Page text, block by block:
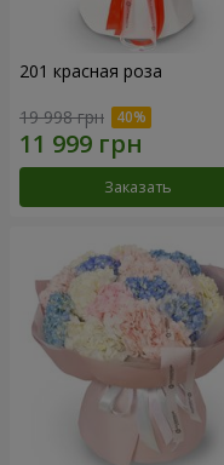
201 красная роза
19 998 грн
Заказать